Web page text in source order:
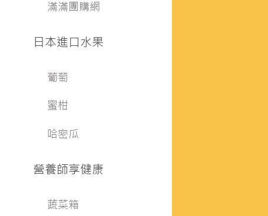
滿滿團購網
日本進口水果
葡萄
蜜柑
哈密瓜
營養師享健康
蔬菜箱